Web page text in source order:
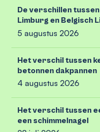
De verschillen
Limburg en Belgisch
5 augustus 2026
Het verschil tussen
betonnen dakpannen
4 augustus 2026
Het verschil tussen
een schimmelnagel